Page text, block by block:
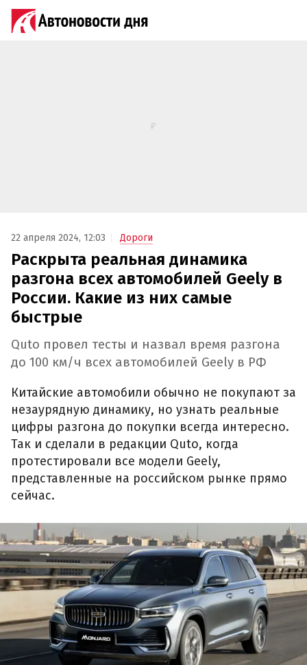
22 апреля 2024, 12:03 Дороги
Раскрыта реальная динамика
разгона всех автомобилей Geely в
России. Какие из них самые
быстрые
Quto провел тесты и назвал время разгона
до 100 км/ч всех автомобилей Geely в РФ
Китайские автомобили обычно не покупают за
незаурядную динамику, но узнать реальные
цифры разгона до покупки всегда интересно.
Так и сделали в редакции Quto, когда
протестировали все модели Geely,
представленные на российском рынке прямо
сейчас.